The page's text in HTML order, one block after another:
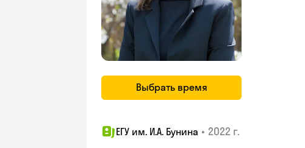
Выбрать время
ЕГУ им. И.А. Бунина • 2022 г.